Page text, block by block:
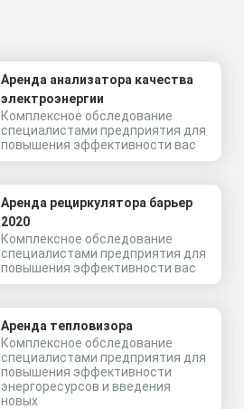
Аренда анализатора качества
электроэнергии
Комплексное обследование
специалистами предприятия для
повышения эффективности вас
Аренда рециркулятора барьер
2020
Комплексное обследование
специалистами предприятия для
повышения эффективности вас
Аренда тепловизора
Комплексное обследование
специалистами предприятия для
повышения эффективности
энергоресурсов и введения
новых